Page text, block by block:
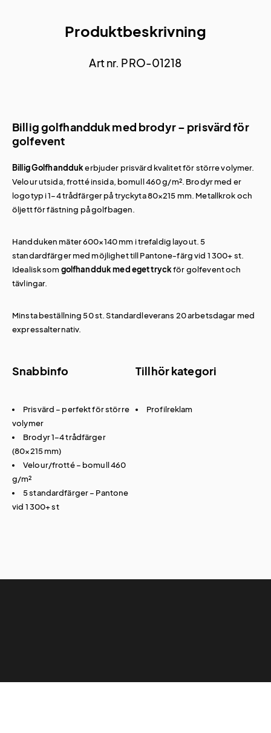
Produktbeskrivning
Art nr. PRO-01218
Billig golfhandduk med brodyr – prisvärd för
golfevent
Billig Golfhanddukerbjuder prisvärd kvalitet för större volymer.
Velour utsida, frotté insida, bomull 460 g/m². Brodyr med er
logotyp i 1–4 trådfärger på tryckyta 80×215 mm. Metallkrok och
öljett för fästning på golfbagen.
Handduken mäter 600×140 mm i trefaldig layout. 5
standardfärger med möjlighet till Pantone-färg vid 1 300+ st.
Idealisk som golfhandduk med eget tryckför golfevent och
tävlingar.
Minsta beställning 50 st. Standardleverans 20 arbetsdagar med
expressalternativ.
Snabbinfo
Prisvärd – perfekt för större
volymer
Brodyr 1–4 trådfärger
(80×215 mm)
Velour/frotté – bomull 460
g/m²
5 standardfärger – Pantone
vid 1 300+ st
Tillhör kategori
Profilreklam